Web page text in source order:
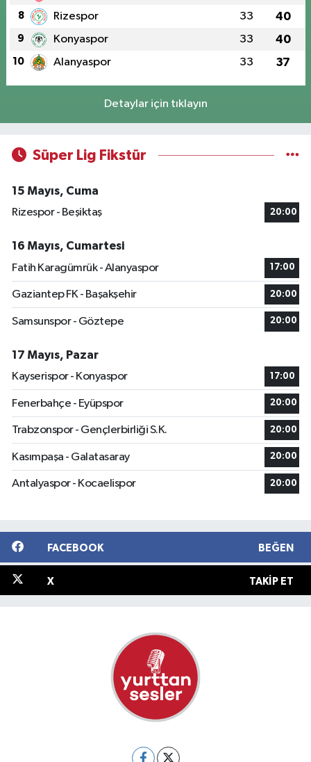
8 Rizespor 33 40
9 Konyaspor 33 40
10 Alanyaspor 33 37
Detaylar için tıklayın
Süper Lig Fikstür
15 Mayıs, Cuma
Rizespor - Beşiktaş
20:00
16 Mayıs, Cumartesi
Fatih Karagümrük - Alanyaspor
17:00
Gaziantep FK - Başakşehir 20:00
Samsunspor - Göztepe 20:00
17 Mayıs, Pazar
Kayserispor - Konyaspor
17:00
Fenerbahçe - Eyüpspor 20:00
Trabzonspor - Gençlerbirliği S.K. 20:00
Kasımpaşa - Galatasaray 20:00
Antalyaspor - Kocaelispor 20:00
FACEBOOK BEĞEN
X TAKIP ET